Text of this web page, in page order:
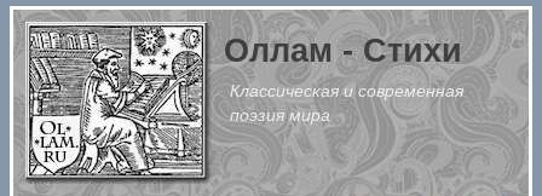
Перейти к основному содержанию
Оллам - Стихи
Классическая и современная
поэзия мира